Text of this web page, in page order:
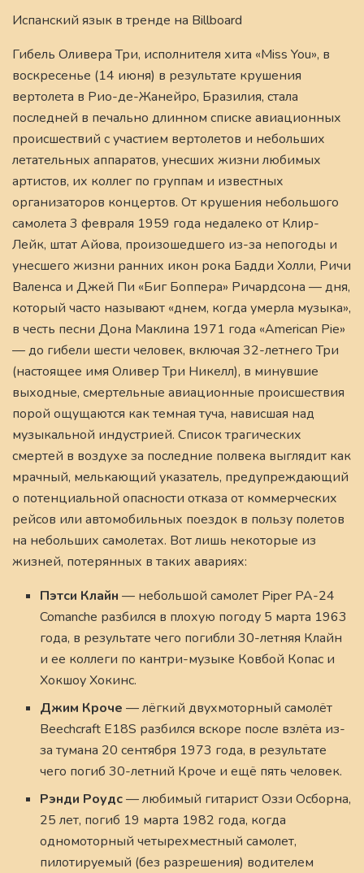
Испанский язык в тренде на Billboard
Гибель Оливера Три, исполнителя хита «Miss You», в
воскресенье (14 июня) в результате крушения
вертолета в Рио-де-Жанейро, Бразилия, стала
последней в печально длинном списке авиационных
происшествий с участием вертолетов и небольших
летательных аппаратов, унесших жизни любимых
артистов, их коллег по группам и известных
организаторов концертов. От крушения небольшого
самолета 3 февраля 1959 года недалеко от Клир-
Лейк, штат Айова, произошедшего из-за непогоды и
унесшего жизни ранних икон рока Бадди Холли, Ричи
Валенса и Джей Пи «Биг Боппера» Ричардсона — дня,
который часто называют «днем, когда умерла музыка»,
в честь песни Дона Маклина 1971 года «American Pie»
— до гибели шести человек, включая 32-летнего Три
(настоящее имя Оливер Три Никелл), в минувшие
выходные, смертельные авиационные происшествия
порой ощущаются как темная туча, нависшая над
музыкальной индустрией. Список трагических
смертей в воздухе за последние полвека выглядит как
мрачный, мелькающий указатель, предупреждающий
о потенциальной опасности отказа от коммерческих
рейсов или автомобильных поездок в пользу полетов
на небольших самолетах. Вот лишь некоторые из
жизней, потерянных в таких авариях:
Пэтси Клайн — небольшой самолет Piper PA-24
Comanche разбился в плохую погоду 5 марта 1963
года, в результате чего погибли 30-летняя Клайн
и ее коллеги по кантри-музыке Ковбой Копас и
Хокшоу Хокинс.
Джим Кроче — лёгкий двухмоторный самолёт
Beechcraft E18S разбился вскоре после взлёта из-
за тумана 20 сентября 1973 года, в результате
чего погиб 30-летний Кроче и ещё пять человек.
Рэнди Роудс— любимый гитарист Оззи Осборна,
25 лет, погиб 19 марта 1982 года, когда
одномоторный четырехместный самолет,
пилотируемый (без разрешения) водителем